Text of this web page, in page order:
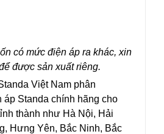
có mức điện áp ra khác, xin
được sản xuất riêng.
Việt Nam phân
áp Standa chính hãng cho
thành như Hà Nội, Hải
Hưng Yên, Bắc Ninh, Bắc